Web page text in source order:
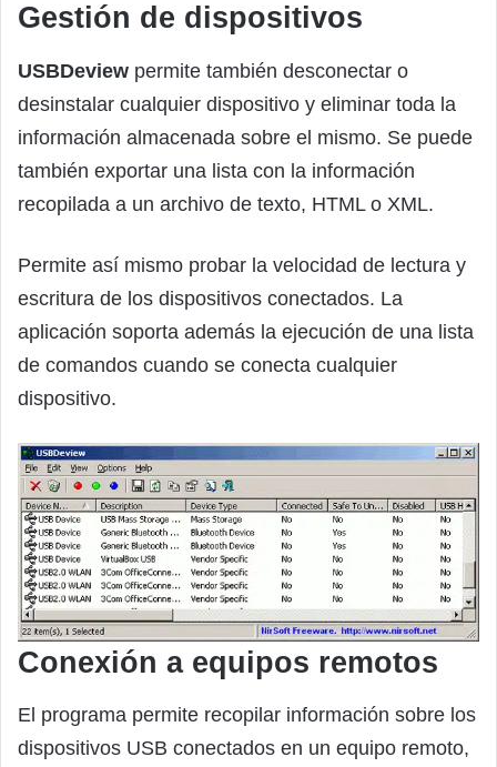
Gestión de dispositivos
USBDeview permite también desconectar o
desinstalar cualquier dispositivo y eliminar toda la
información almacenada sobre el mismo. Se puede
también exportar una lista con la información
recopilada a un archivo de texto, HTML o XML.
Permite así mismo probar la velocidad de lectura y
escritura de los dispositivos conectados. La
aplicación soporta además la ejecución de una lista
de comandos cuando se conecta cualquier
dispositivo.
Conexión a equipos remotos
El programa permite recopilar información sobre los
dispositivos USB conectados en un equipo remoto,